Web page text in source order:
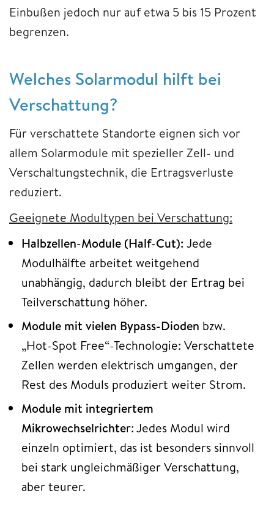
Einbußen jedoch nur auf etwa 5 bis 15 Prozent
begrenzen.
Welches Solarmodul hilft bei
Verschattung?
Für verschattete Standorte eignen sich vor
allem Solarmodule mit spezieller Zell- und
Verschaltungstechnik, die Ertragsverluste
reduziert.
Geeignete Modultypen bei Verschattung:
Halbzellen-Module (Half-Cut): Jede
Modulhälfte arbeitet weitgehend
unabhängig, dadurch bleibt der Ertrag bei
Teilverschattung höher.
Module mit vielen Bypass-Dioden bzw.
„Hot-Spot Free“-Technologie: Verschattete
Zellen werden elektrisch umgangen, der
Rest des Moduls produziert weiter Strom.
Module mit integriertem
Mikrowechselrichter: Jedes Modul wird
einzeln optimiert, das ist besonders sinnvoll
bei stark ungleichmäßiger Verschattung,
aber teurer.​